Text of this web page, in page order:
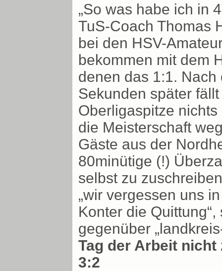
„So was habe ich in
TuS-Coach Thomas
bei den HSV-
bekommen mit dem
denen das 1:1.
Sekunden später
Oberligaspitze
die Meisterschaft
Gäste aus der
80minütige (!)
selbst zu
„wir vergessen uns
Konter die
gegenüber
Tag der Arbeit nicht
3:2